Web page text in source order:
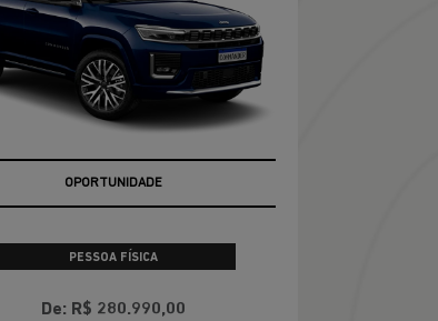
OPORTUNIDADE
PESSOA FÍSICA
De: R$ 280.990,00